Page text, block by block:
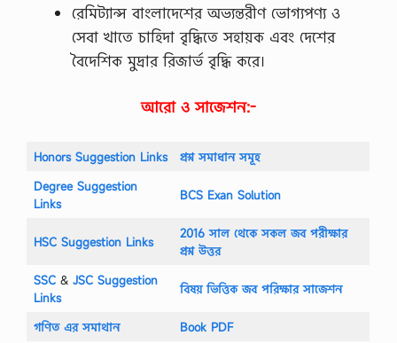
রেমিট্যান্স বাংলাদেশের অভ্যন্তরীণ ভোগ্যপণ্য ও
সেবা খাতে চাহিদা বৃদ্ধিতে সহায়ক এবং দেশের
বৈদেশিক মুদ্রার রিজার্ভ বৃদ্ধি করে।
আরো ও সাজেশন:-
Honors Suggestion Links
প্রশ্ন সমাধান সমূহ
Degree Suggestion
Links
BCS Exan Solution
HSC Suggestion Links
2016 সাল থেকে সকল জব পরীক্ষার
প্রশ্ন উত্তর
SSC ‍& JSC Suggestion
Links
বিষয় ভিত্তিক জব পরিক্ষার সাজেশন
গণিত এর সমাথান Book PDF